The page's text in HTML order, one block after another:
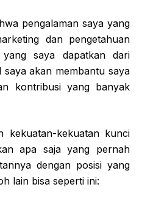
pengalaman saya yang
dan pengetahuan
saya dapatkan dari
saya akan membantu saya
kontribusi yang banyak
kekuatan-kekuatan kunci
apa saja yang pernah
dengan posisi yang
lain bisa seperti ini: